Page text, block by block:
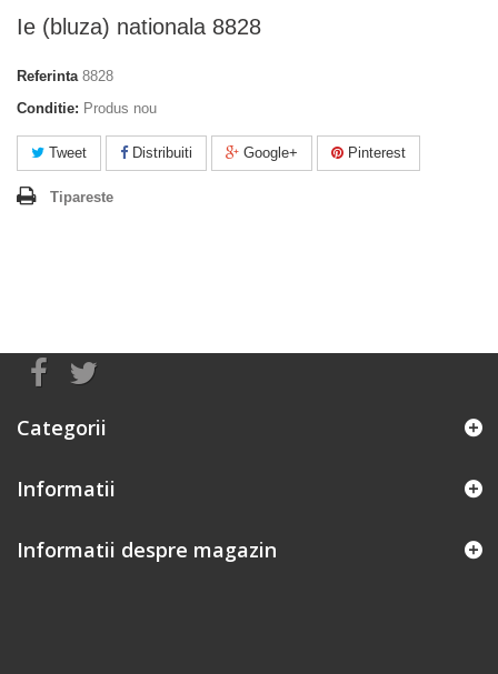
Ie (bluza) nationala 8828
Referinta 8828
Conditie: Produs nou
Tweet Distribuiti Google+ Pinterest
Tipareste
Categorii
Informatii
Informatii despre magazin